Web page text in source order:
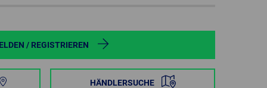
SWEDEN
/ REGISTRIEREN
HÄNDLERSUCHE